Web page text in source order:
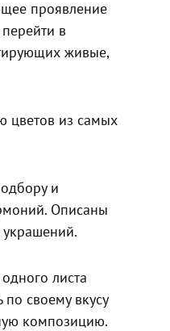
проявление
в
живые,
цветов из самых
и
Описаны
украшений.
листа
своему вкусу
композицию.